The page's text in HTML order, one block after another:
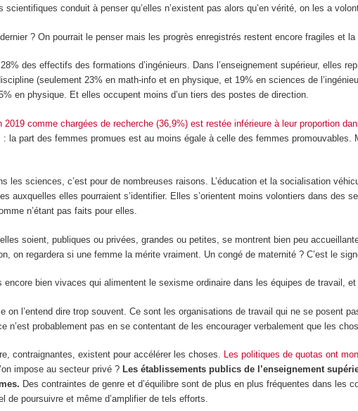
conduit à penser qu’elles n’existent pas alors qu’en vérité, on les a
? On pourrait le penser mais les progrès enregistrés restent encore fragiles et
des effectifs des formations d’ingénieurs. Dans l’enseignement supérieur, elles
(seulement 23% en math-info et en physique, et 19% en sciences de
en physique. Et elles occupent moins d’un tiers des postes de direction.
comme chargées de recherche (36,9%) est restée inférieure à leur proportion
la part des femmes promues est au moins égale à celle des femmes
les sciences, c’est pour de nombreuses raisons. L’éducation et la socialisation
auxquelles elles pourraient s’identifier. Elles s’orientent moins volontiers dans des
n’étant pas faits pour elles.
soient, publiques ou privées, grandes ou petites, se montrent bien peu
on regardera si une femme la mérite vraiment. Un congé de maternité ? C’est le
bien vivaces qui alimentent le sexisme ordinaire dans les équipes de travail,
on l’entend dire trop souvent. Ce sont les organisations de travail qui ne se posent
probablement pas en se contentant de les encourager verbalement que les
contraignantes, existent pour accélérer les choses. Les politiques de quotas ont
impose au secteur privé ? Les établissements publics de l’enseignement
Des contraintes de genre et d’équilibre sont de plus en plus fréquentes dans les
de poursuivre et même d’amplifier de tels efforts.